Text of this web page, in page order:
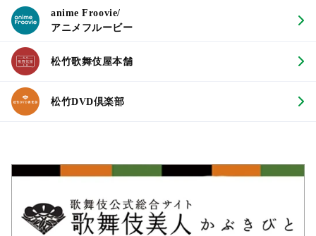
anime Froovie/
アニメフルービー
松竹歌舞伎屋本舗
松竹DVD倶楽部